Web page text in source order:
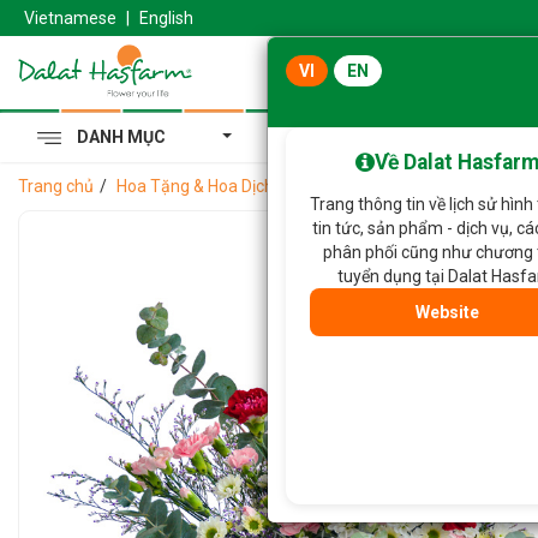
Vietnamese English
DANH MỤC
Trang chủ Hoa Tặng & Hoa Dịch Vụ
VI EN
Về Dalat Hasfarm
Trang thông tin về lịch sử hình
tin tức, sản phẩm - dịch vụ,
phân phối cũng như chương
tuyển dụng tại Dalat
Website